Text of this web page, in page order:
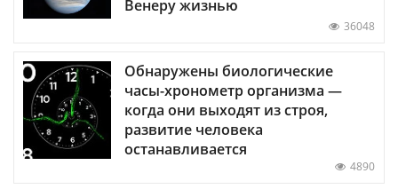
Венеру жизнью
36048
Обнаружены биологические
часы-хронометр организма —
когда они выходят из строя,
развитие человека
останавливается
4890